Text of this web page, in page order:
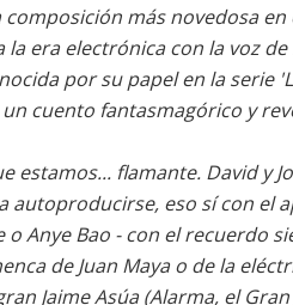
más novedosa
era electrónica con la voz
por su papel en la serie
cuento fantasmagórico y
estamos... flamante. David y
autoproducirse, eso sí con el
Anye Bao - con el recuerdo
de Juan Maya o de la
Jaime Asúa (Alarma, el